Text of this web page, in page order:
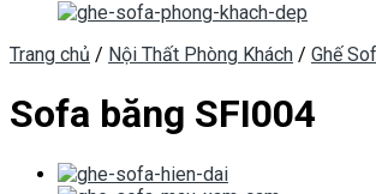
Trang chủ / Nội Thất Phòng Khách / Ghế
Sofa băng SFI004